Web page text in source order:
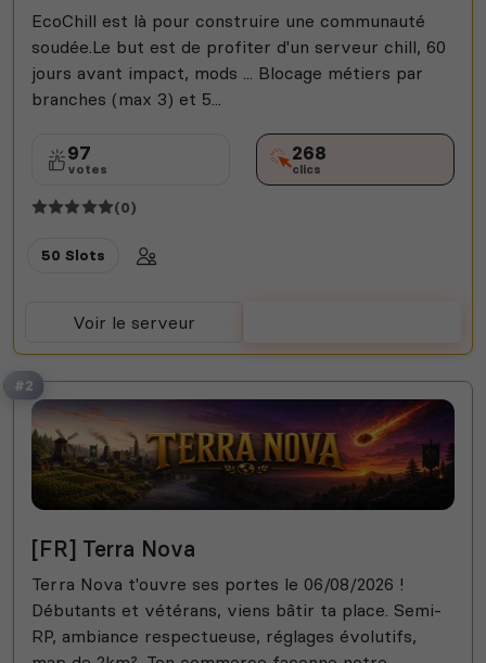
EcoChill est là pour construire une communauté
soudée.Le but est de profiter d'un serveur chill, 60
jours avant impact, mods ... Blocage métiers par
branches (max 3) et 5...
97
votes
268
clics
(0)
50 Slots
Voir le serveur
#2
[FR] Terra Nova
Terra Nova t'ouvre ses portes le 06/08/2026 !
Débutants et vétérans, viens bâtir ta place. Semi-
RP, ambiance respectueuse, réglages évolutifs,